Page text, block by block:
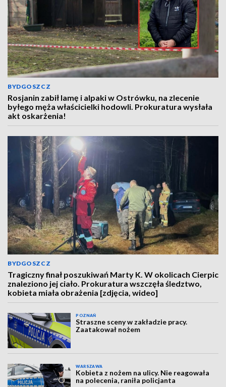
BYDGOSZCZ
Rosjanin zabił lamę i alpaki w Ostrówku, na zlecenie
byłego męża właścicielki hodowli. Prokuratura wysłała
akt oskarżenia!
BYDGOSZCZ
Tragiczny finał poszukiwań Marty K. W okolicach Cierpic
znaleziono jej ciało. Prokuratura wszczęła śledztwo,
kobieta miała obrażenia [zdjęcia, wideo]
POZNAŃ
Straszne sceny w zakładzie pracy.
Zaatakował nożem
WARSZAWA
Kobieta z nożem na ulicy. Nie reagowała
na polecenia, raniła policjanta